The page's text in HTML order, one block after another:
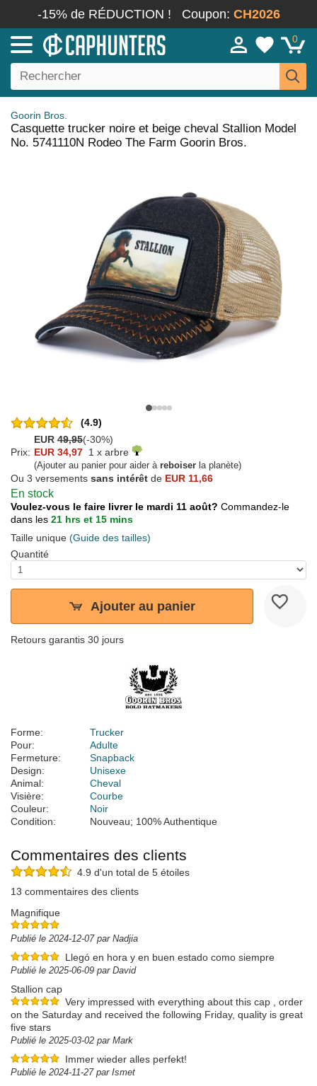
-15% de RÉDUCTION ! Coupon: CH2026
0
Goorin Bros.
Casquette trucker noire et beige cheval Stallion Model
No. 5741110N Rodeo The Farm Goorin Bros.
(4.9)
EUR 49,95(-30%)
Prix: EUR 34,97 1 x arbre
(Ajouter au panier pour aider à reboiser la planète)
Ou 3 versements sans intérêt de EUR 11,66
En stock
Voulez-vous le faire livrer le mardi 11 août? Commandez-le
dans les 21 hrs et 15 mins
Taille unique (Guide des tailles)
Quantité
Ajouter au panier
Retours garantis 30 jours
Forme:
Trucker
Pour:
Adulte
Fermeture:
Snapback
Design:
Unisexe
Animal:
Cheval
Visière:
Courbe
Couleur:
Noir
Condition:
Nouveau; 100% Authentique
Commentaires des clients
4.9 d'un total de 5 étoiles
13 commentaires des clients
Magnifique
Publié le 2024-12-07 par Nadjia
Llegó en hora y en buen estado como siempre
Publié le 2025-06-09 par David
Stallion cap
Very impressed with everything about this cap , order
on the Saturday and received the following Friday, quality is great
five stars
Publié le 2025-03-02 par Mark
Immer wieder alles perfekt!
Publié le 2024-11-27 par Ismet